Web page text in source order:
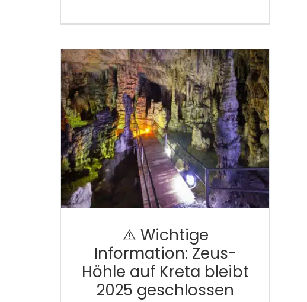
⚠️ Wichtige
Information: Zeus-
Höhle auf Kreta bleibt
2025 geschlossen